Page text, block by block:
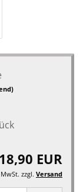
18,90 EUR
zzgl. Versand